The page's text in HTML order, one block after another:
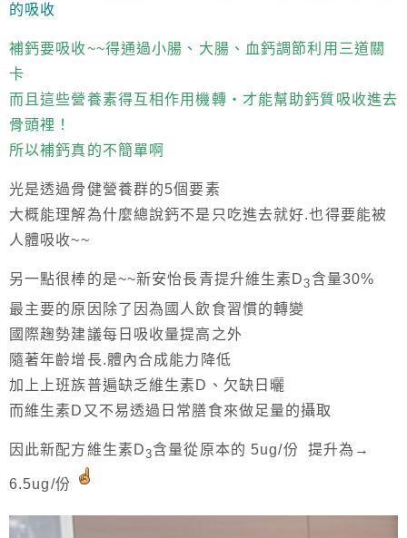
的吸收
補鈣要吸收~~得通過小腸、大腸、血鈣調節利用三道關
卡
而且這些營養素得互相作用機轉‧才能幫助鈣質吸收進去
骨頭裡！
所以補鈣真的不簡單啊
光是透過骨健營養群的5個要素
大概能理解為什麼總說鈣不是只吃進去就好.也得要能被
人體吸收~~
另一點很棒的是~~新安怡長青提升維生素D3 含量30%
最主要的原因除了因為國人飲食習慣的轉變
國際趜勢建議每日吸收量提高之外
隨著年齡增長.體內合成能力降低
加上上班族普遍缺乏維生素D、欠缺日曬
而維生素D又不易透過日常膳食來做足量的攝取
因此新配方維生素D3含量從原本的 5ug/份 提升為→
6.5ug/份